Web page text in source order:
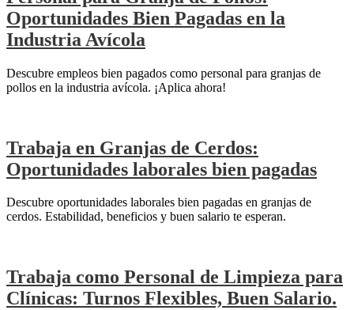
Oportunidades Bien Pagadas en la
Industria Avícola
Descubre empleos bien pagados como personal para granjas de
pollos en la industria avícola. ¡Aplica ahora!
Trabaja en Granjas de Cerdos:
Oportunidades laborales bien pagadas
Descubre oportunidades laborales bien pagadas en granjas de
cerdos. Estabilidad, beneficios y buen salario te esperan.
Trabaja como Personal de Limpieza para
Clínicas: Turnos Flexibles, Buen Salario.